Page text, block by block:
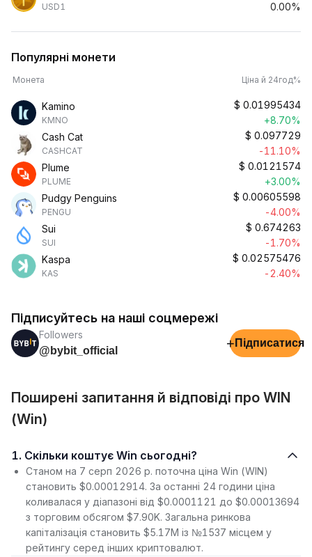
USD1
0.00%
Популярні монети
Монета Ціна й 24год%
Kamino
KMNO
$ 0.01995434
+8.70%
Cash Cat
CASHCAT
$ 0.097729
-11.10%
Plume
PLUME
$ 0.0121574
+3.00%
Pudgy Penguins
PENGU
$ 0.00605598
-4.00%
Sui
SUI
$ 0.674263
-1.70%
Kaspa
KAS
$ 0.02575476
-2.40%
Підписуйтесь на наші соцмережі
Followers
@bybit_official
+ Підписатися
Поширені запитання й відповіді про WIN
(Win)
1. Скільки коштує Win сьогодні?
Станом на 7 серп 2026 р. поточна ціна Win (WIN)
становить $0.00012914. За останні 24 години ціна
коливалася у діапазоні від $0.0001121 до $0.00013694
з торговим обсягом $7.90K. Загальна ринкова
капіталізація становить $5.17M із №1537 місцем у
рейтингу серед інших криптовалют.